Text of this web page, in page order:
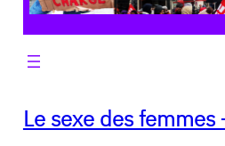
Le sexe des